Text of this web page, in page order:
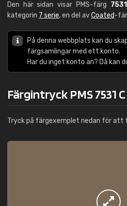
Den här sidan visar PMS-färg
kategorin 7 serie, en del avCoated-
På denna webbplats kan du
färgsamlingar med ett konto.
Har du inget konto än? Då kan
Färgintryck PMS 7531 C
Tryck på färgexemplet nedan för att